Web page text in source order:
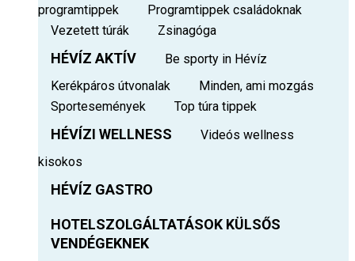
programtippek
Programtippek családoknak
Vezetett túrák
Zsinagóga
HÉVÍZ AKTÍV
Be sporty in Hévíz
Kerékpáros útvonalak
Minden, ami mozgás
Sportesemények
Top túra tippek
HÉVÍZI WELLNESS
Videós wellness
kisokos
HÉVÍZ GASTRO
HOTELSZOLGÁLTATÁSOK KÜLSŐS
VENDÉGEKNEK